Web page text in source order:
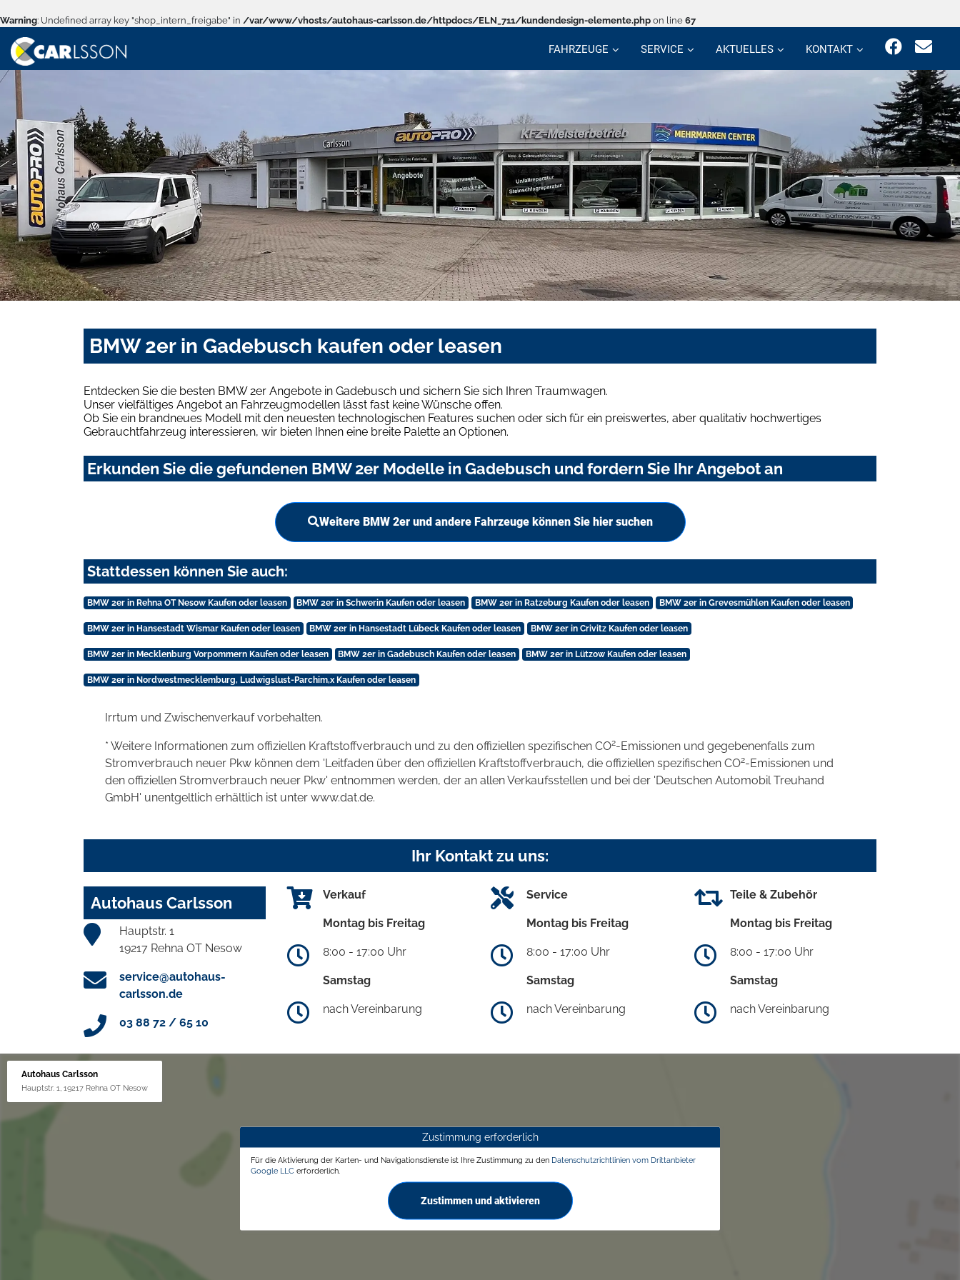
Warning: Undefined array key "shop_intern_freigabe" in /var/www/vhosts/autohaus-carlsson.de/httpdocs/ELN_711/kundendesign-elemente.php on line 67
FAHRZEUGE SERVICE AKTUELLES KONTAKT
BMW 2er in Gadebusch kaufen oder leasen
Entdecken Sie die besten BMW 2er Angebote in Gadebusch und sichern Sie sich Ihren Traumwagen.
Unser vielfältiges Angebot an Fahrzeugmodellen lässt fast keine Wünsche offen.
Ob Sie ein brandneues Modell mit den neuesten technologischen Features suchen oder sich für ein preiswertes, aber qualitativ hochwertiges
Gebrauchtfahrzeug interessieren, wir bieten Ihnen eine breite Palette an Optionen.
Erkunden Sie die gefundenen BMW 2er Modelle in Gadebusch und fordern Sie Ihr Angebot an
Weitere BMW 2er und andere Fahrzeuge können Sie hier suchen
Stattdessen können Sie auch:
BMW 2er in Rehna OT Nesow Kaufen oder leasen BMW 2er in Schwerin Kaufen oder leasen BMW 2er in Ratzeburg Kaufen oder leasen BMW 2er in Grevesmühlen Kaufen oder leasen
BMW 2er in Hansestadt Wismar Kaufen oder leasen BMW 2er in Hansestadt Lübeck Kaufen oder leasen BMW 2er in Crivitz Kaufen oder leasen
BMW 2er in Mecklenburg Vorpommern Kaufen oder leasen BMW 2er in Gadebusch Kaufen oder leasen BMW 2er in Lützow Kaufen oder leasen
BMW 2er in Nordwestmecklemburg, Ludwigslust-Parchim,x Kaufen oder leasen
Irrtum und Zwischenverkauf vorbehalten.
* Weitere Informationen zum offiziellen Kraftstoffverbrauch und zu den offiziellen spezifischen CO2-Emissionen und gegebenenfalls zum
Stromverbrauch neuer Pkw können dem 'Leitfaden über den offiziellen Kraftstoffverbrauch, die offiziellen spezifischen CO2-Emissionen und
den offiziellen Stromverbrauch neuer Pkw' entnommen werden, der an allen Verkaufsstellen und bei der 'Deutschen Automobil Treuhand
GmbH' unentgeltlich erhältlich ist unter www.dat.de.
Ihr Kontakt zu uns:
Autohaus Carlsson
Hauptstr. 1
19217 Rehna OT Nesow
service@autohaus-
carlsson.de
03 88 72 / 65 10
Verkauf
Montag bis Freitag
8:00 - 17:00 Uhr
Samstag
nach Vereinbarung
Service
Montag bis Freitag
8:00 - 17:00 Uhr
Samstag
nach Vereinbarung
Teile & Zubehör
Montag bis Freitag
8:00 - 17:00 Uhr
Samstag
nach Vereinbarung
Autohaus Carlsson
Hauptstr. 1, 19217 Rehna OT Nesow
Zustimmung erforderlich
Für die Aktivierung der Karten- und Navigationsdienste ist Ihre Zustimmung zu den Datenschutzrichtlinien vom Drittanbieter
Google LLC erforderlich.
Zustimmen und aktivieren